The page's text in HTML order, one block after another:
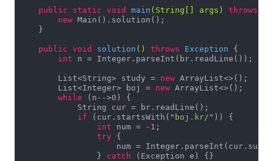
public static void main (String[] args) throws
new Main().solution();
    }
public void solution () throws Exception {
int n = Integer.parseInt(br.readLine());
        List<String> study =
new ArrayList<>();
        List<Integer> boj =
new ArrayList<>();
while (n-->0 ) {
            String cur = br.readLine();
if (cur.startsWith( "boj.kr/" )) {
int num = - 1 ;
try {
num =
                }
catch (Exception e) {}